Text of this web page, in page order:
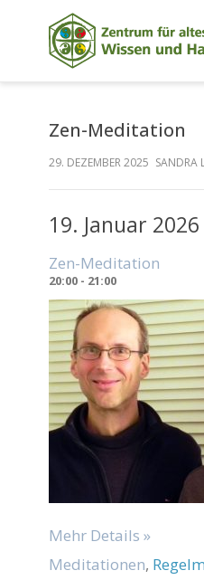
Zen-Meditation
29. DEZEMBER 2025 SANDRA
19. Januar 2026
Zen-Meditation
20:00 - 21:00
Mehr Details »
Meditationen,